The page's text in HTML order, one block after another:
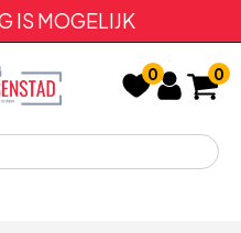
IS MOGELIJK
0 0